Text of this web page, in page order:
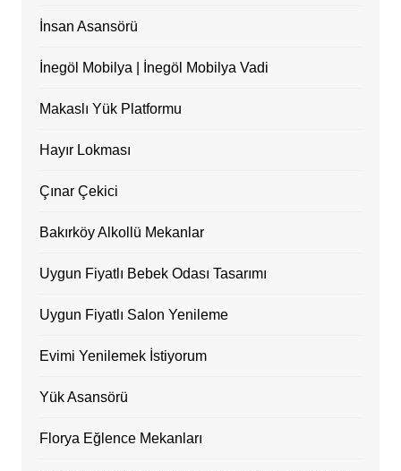
İnsan Asansörü
İnegöl Mobilya | İnegöl Mobilya Vadi
Makaslı Yük Platformu
Hayır Lokması
Çınar Çekici
Bakırköy Alkollü Mekanlar
Uygun Fiyatlı Bebek Odası Tasarımı
Uygun Fiyatlı Salon Yenileme
Evimi Yenilemek İstiyorum
Yük Asansörü
Florya Eğlence Mekanları